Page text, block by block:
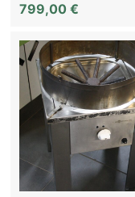
799,00 €